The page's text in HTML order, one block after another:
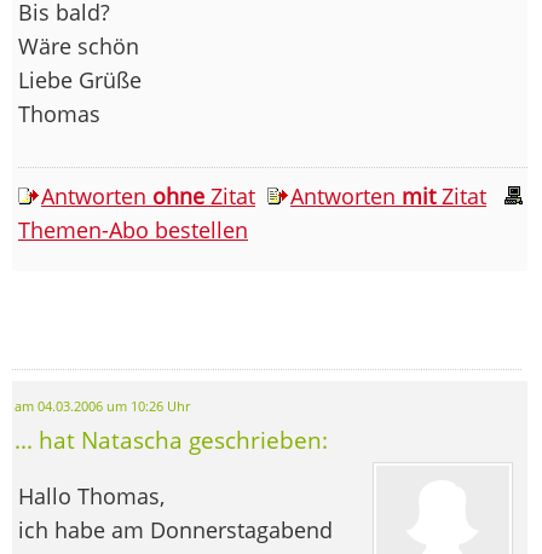
Bis bald?
Wäre schön
Liebe Grüße
Thomas
Antworten ohne Zitat Antworten mitZitat
Themen-Abo bestellen
am 04.03.2006 um 10:26 Uhr
... hat Natascha geschrieben:
Hallo Thomas,
ich habe am Donnerstagabend